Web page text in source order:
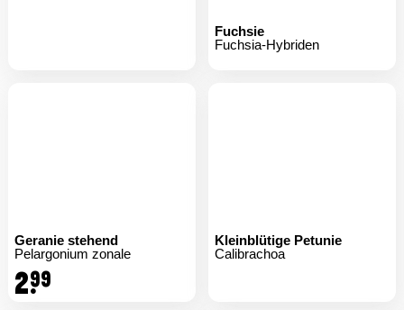
Fuchsie
Fuchsia-Hybriden
Geranie stehend
Pelargonium zonale
2.99
Kleinblütige Petunie
Calibrachoa